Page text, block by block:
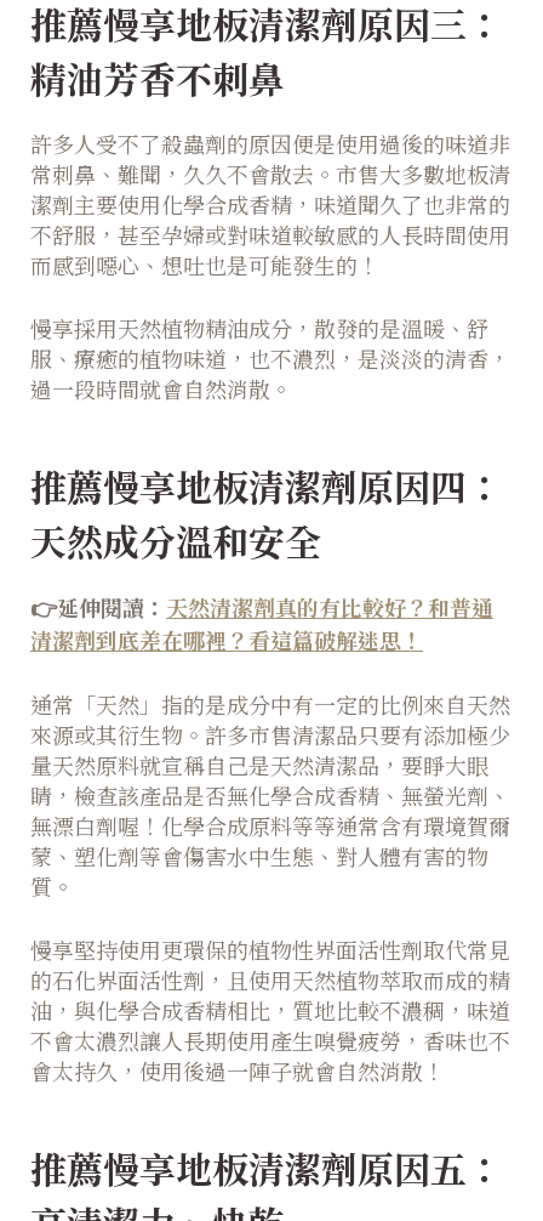
推薦慢享地板清潔劑原因三：
精油芳香不刺鼻
許多人受不了殺蟲劑的原因便是使用過後的味道非
常刺鼻、難聞，久久不會散去。市售大多數地板清
潔劑主要使用化學合成香精，味道聞久了也非常的
不舒服，甚至孕婦或對味道較敏感的人長時間使用
而感到噁心、想吐也是可能發生的！
慢享採用天然植物精油成分，散發的是溫暖、舒
服、療癒的植物味道，也不濃烈，是淡淡的清香，
過一段時間就會自然消散。
推薦慢享地板清潔劑原因四：
天然成分溫和安全
👉延伸閱讀： 天然清潔劑真的有比較好？和普通
清潔劑到底差在哪裡？看這篇破解迷思！
通常「天然」指的是成分中有一定的比例來自天然
來源或其衍生物。許多市售清潔品只要有添加極少
量天然原料就宣稱自己是天然清潔品，要睜大眼
睛，檢查該產品是否無化學合成香精、無螢光劑、
無漂白劑喔！化學合成原料等等通常含有環境賀爾
蒙、塑化劑等會傷害水中生態、對人體有害的物
質。
慢享堅持使用更環保的植物性界面活性劑取代常見
的石化界面活性劑，且使用天然植物萃取而成的精
油，與化學合成香精相比，質地比較不濃稠，味道
不會太濃烈讓人長期使用產生嗅覺疲勞，香味也不
會太持久，使用後過一陣子就會自然消散！
推薦慢享地板清潔劑原因五：